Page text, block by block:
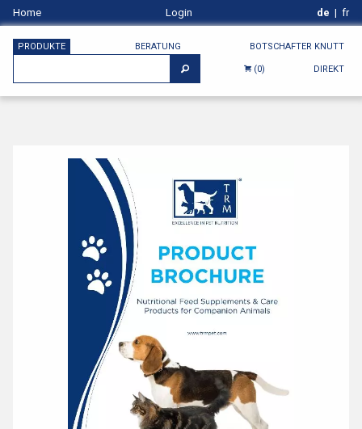
Home Login de | fr
PRODUKTE BERATUNG BOTSCHAFTER KNUTT
(0) DIREKT